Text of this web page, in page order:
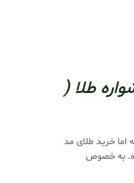
طلا (
خرید طلای مد
به خصوص